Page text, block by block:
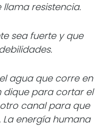
llama resistencia.
sea fuerte y que
agua que corre en
dique para cortar el
canal para que
energía humana